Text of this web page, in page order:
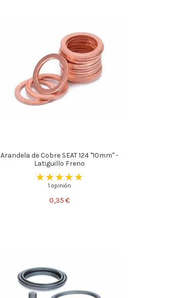
Arandela de Cobre SEAT 124 "10mm" -
Latiguillo Freno
1 opinión
0,35 €